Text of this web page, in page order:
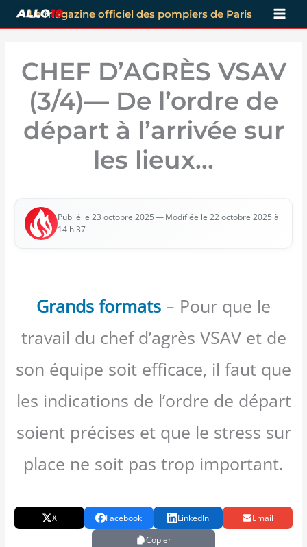
Aller
au
Le magazine officiel des pompiers de Paris
CHEF D’AGRÈS VSAV
(3/​4)— De l’ordre de
départ à l’arrivée sur
les lieux…
Publié le 23 octobre 2025 — Modi­fiée le 22 octobre 2025 à
14 h 37
Grands formats – Pour que le
travail du chef d’agrès VSAV et de
son équipe soit efficace, il faut que
les indications de l’ordre de départ
soient précises et que le stress sur
place ne soit pas trop important.
X Facebook LinkedIn
Email
Copier